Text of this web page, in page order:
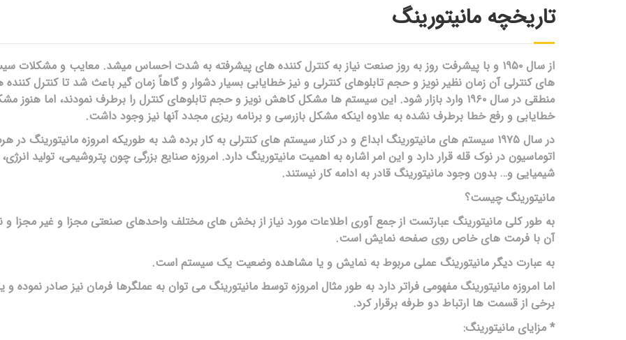
تاریخچه مانیتورینگ
از سال ۱۹۵۰ و با پیشرفت روز به روز صنعت نیاز به کنترل کننده های پیشرفته به شدت احساس میشد. معایب و مشکلات
های کنترلی آن زمان نظیر نویز و حجم تابلوهای کنترلی و نیز خطایابی بسیار دشوار و گاهاً زمان گیر باعث شد تا کنترل
منطقی در سال ۱۹۶۰ وارد بازار شود. این سیستم ها مشکل کاهش نویز و حجم تابلوهای کنترل را برطرف نمودند، اما هنوز
خطایابی و رفع خطا برطرف نشده به علاوه اینکه مشکل بازرسی و برنامه ریزی مجدد آنها نیز وجود داشت.
در سال ۱۹۷۵ سیستم های مانیتورینگ ابداع و در کنار سیستم های کنترلی به کار برده شد به طوریکه امروزه مانیتورینگ در
اتوماسیون در نوک قله قرار دارد و این امر اشاره به اهمیت مانیتورینگ دارد. امروزه صنایع بزرگی چون پتروشیمی، تولید
شیمیایی و… بدون وجود مانیتورینگ قادر به ادامه کار نیستند.
مانیتورینگ چیست؟
به طور کلی مانیتورینگ عبارتست از جمع آوری اطلاعات مورد نیاز از بخش های مختلف واحدهای صنعتی مجزا و غیر مجزا
آن با فرمت های خاص روی صفحه نمایش است.
به عبارت دیگر مانیتورینگ عملی مربوط به نمایش و یا مشاهده وضعیت یک سیستم است.
اما امروزه مانیتورینگ مفهومی فراتر دارد به طور مثال امروزه توسط مانیتورینگ می توان به عملگرها فرمان نیز صادر نموده و
برخی از قسمت ها ارتباط دو طرفه برقرار کرد.
* مزایای مانیتورینگ: